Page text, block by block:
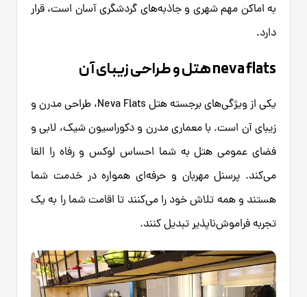
به اماکن مهم شهری و جاذبه‌های گردشگری آسان است، قرار
دارد.
neva flats هتل و طراحی زیبای آن
یکی از ویژگی‌های برجسته هتل Neva Flats، طراحی مدرن و
زیبای آن است. با معماری مدرن و دکوراسیون شیک، لابی و
فضای عمومی هتل به شما احساس لوکس و رفاه را القا
می‌کند. پرسنل مهربان و حرفه‌ای همواره در خدمت شما
هستند و همه تلاش خود را می‌کنند تا اقامت شما را به یک
تجربه فراموش‌ناپذیر تبدیل کنند.